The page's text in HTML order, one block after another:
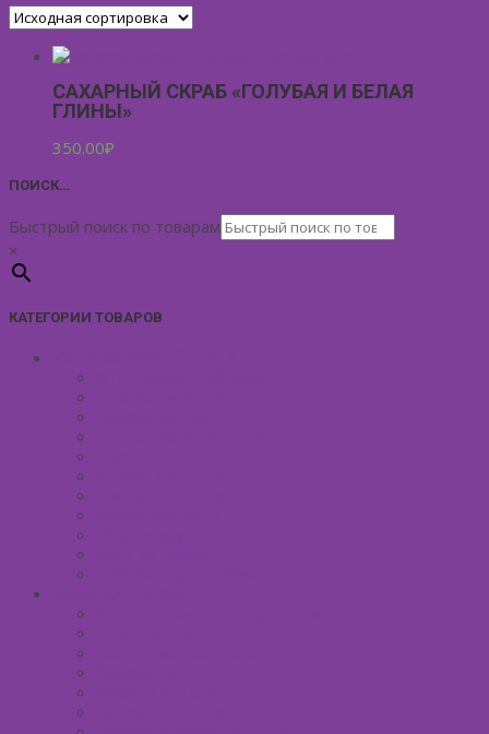
САХАРНЫЙ СКРАБ «ГОЛУБАЯ И БЕЛАЯ
ГЛИНЫ»
350.00₽
ПОИСК…
Быстрый поиск по товарам
×
КАТЕГОРИИ ТОВАРОВ